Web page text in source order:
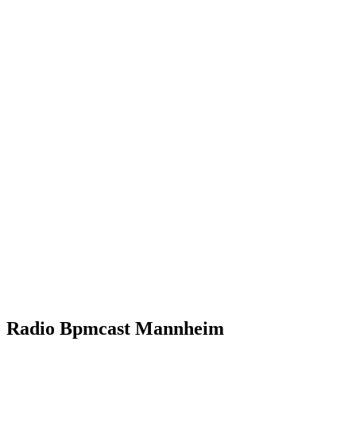
Radio Bpmcast Mannheim